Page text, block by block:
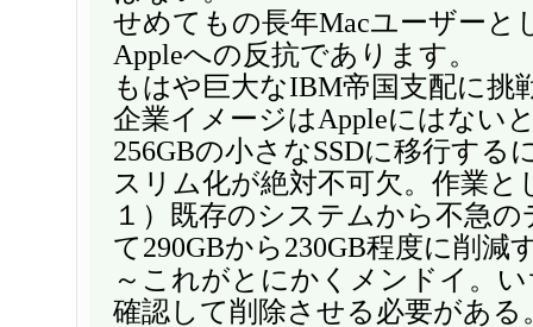
せめてもの長年Macユーザーと
Appleへの反抗であります。
もはや巨大なIBM帝国支配に挑
企業イメージはAppleにはない
256GBの小さなSSDに移行する
スリム化が絶対不可欠。作業と
１）既存のシステムから不急
て290GBから230GB程度に削減
～これがとにかくメンドイ。
確認して削除させる必要がある